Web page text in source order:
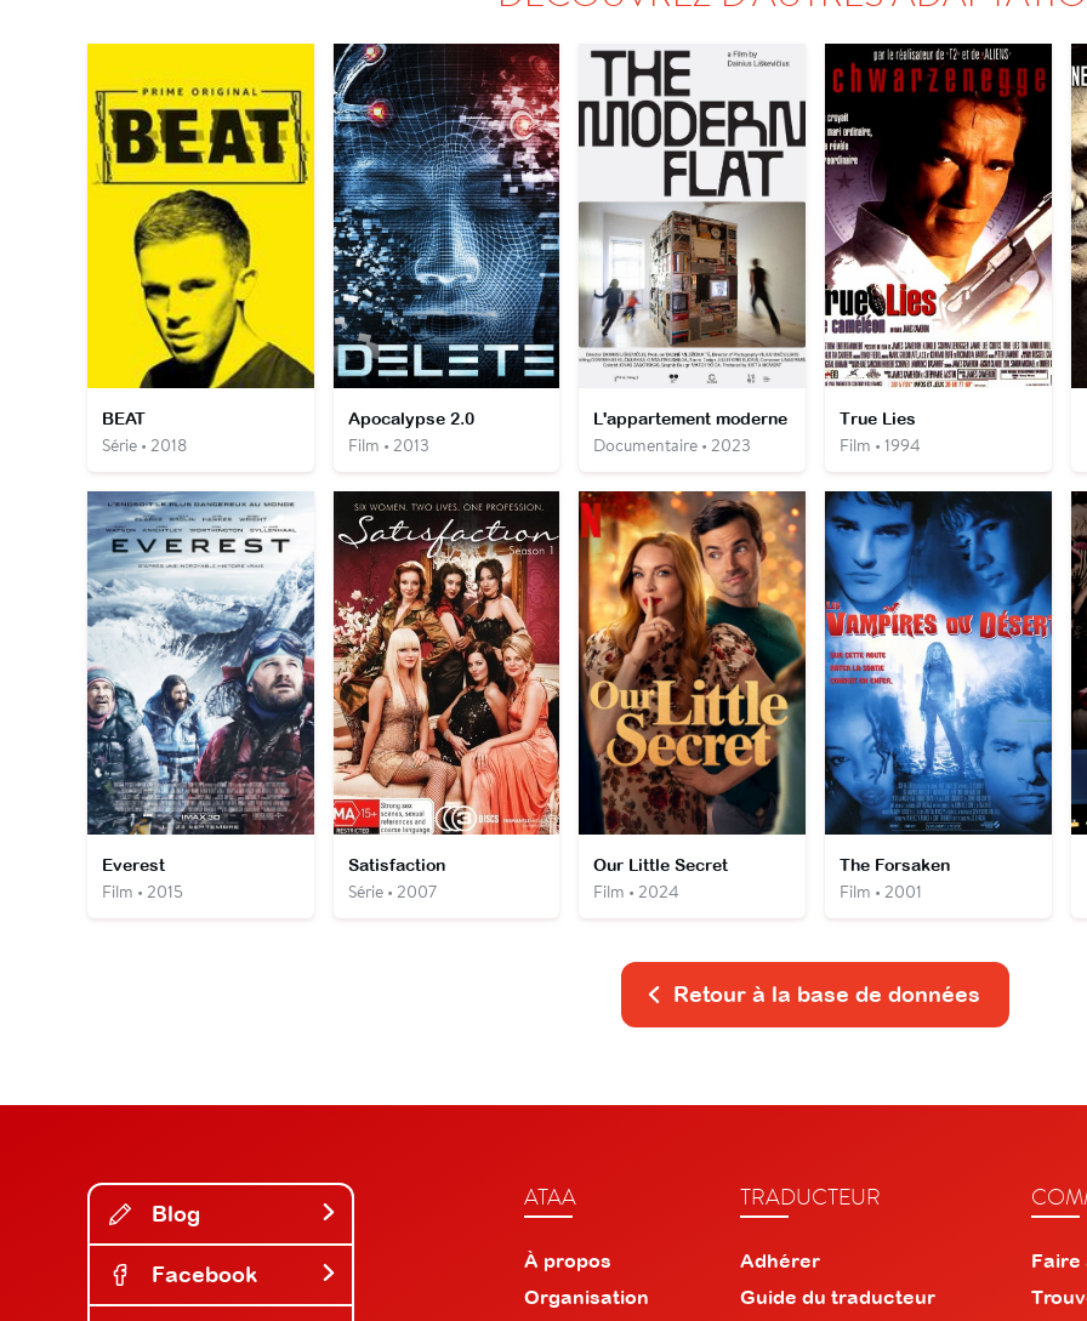
BEAT
Série • 2018
Apocalypse 2.0
Film • 2013
L'appartement moderne
Documentaire • 2023
True Lies
Film • 1994
Everest
Film • 2015
Satisfaction
Série • 2007
Our Little Secret
Film • 2024
The Forsaken
Film • 2001
Retour à la base de données
Blog
Facebook
ATAA
À propos
Organisation
TRADUCTEUR
Adhérer
Guide du traducteur